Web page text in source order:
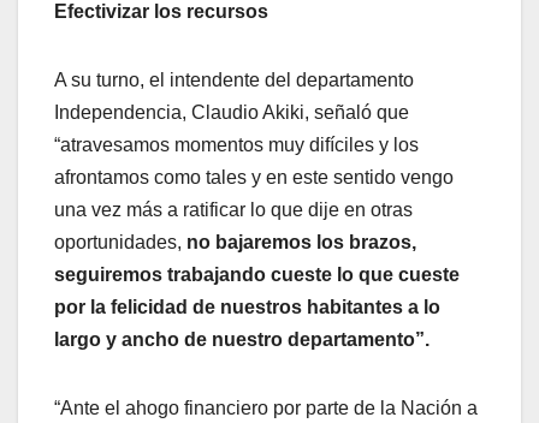
Efectivizar los recursos
A su turno, el intendente del departamento
Independencia, Claudio Akiki, señaló que
“atravesamos momentos muy difíciles y los
afrontamos como tales y en este sentido vengo
una vez más a ratificar lo que dije en otras
oportunidades, no bajaremos los brazos,
seguiremos trabajando cueste lo que cueste
por la felicidad de nuestros habitantes a lo
largo y ancho de nuestro departamento”.
“Ante el ahogo financiero por parte de la Nación a